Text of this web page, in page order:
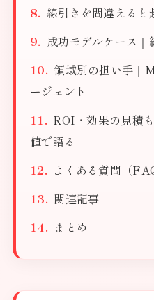
線引きを間違えると
成功モデルケース｜
領域別の担い手
ージェント
ROI・効果の見積
値で語る
よくある質問（FAQ
関連記事
まとめ